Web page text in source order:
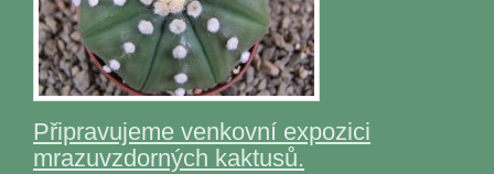
Připravujeme venkovní expozici
mrazuvzdorných kaktusů.